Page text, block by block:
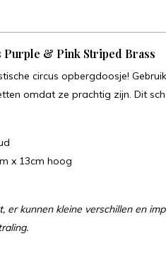
& Pink Striped Brass
circus opbergdoosje!
omdat ze prachtig zijn. Dit
x 13cm hoog
er kunnen kleine verschillen en